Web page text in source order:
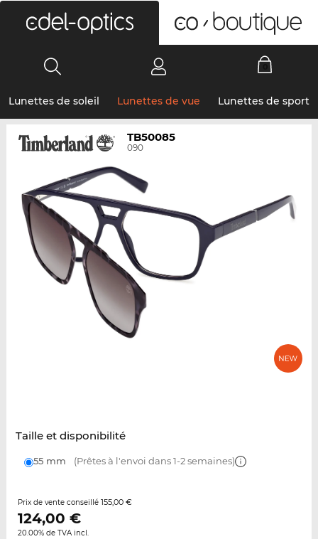
Lunettes de soleil Lunettes de vue Lunettes de sport
TB50085
090
Taille et disponibilité
55 mm (Prêtes à l'envoi dans 1-2 semaines)
Prix de vente conseillé 155,00 €
124,00 €
20.00% de TVA incl.